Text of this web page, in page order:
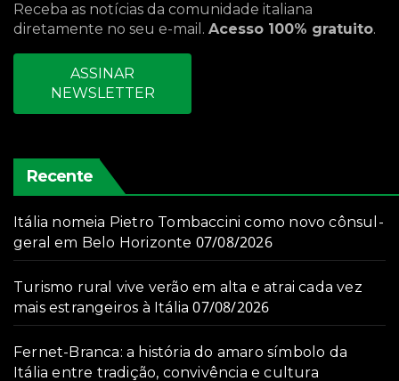
Receba as notícias da comunidade italiana
diretamente no seu e-mail. Acesso 100% gratuito.
ASSINAR
NEWSLETTER
Recente
Itália nomeia Pietro Tombaccini como novo cônsul-
geral em Belo Horizonte 07/08/2026
Turismo rural vive verão em alta e atrai cada vez
mais estrangeiros à Itália 07/08/2026
Fernet-Branca: a história do amaro símbolo da
Itália entre tradição, convivência e cultura